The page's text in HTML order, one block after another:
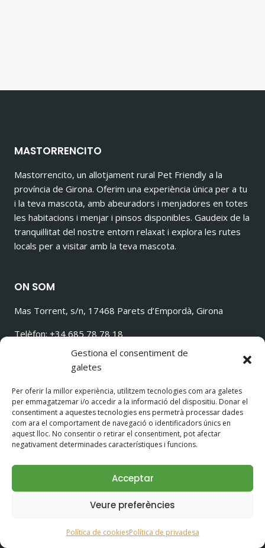
Gestiona el consentiment de
galetes
Per oferir la millor experiència, utilitzem tecnologies com ara galetes
per emmagatzemar i/o accedir a la informació del dispositiu. Donar el
consentiment a aquestes tecnologies ens permetrà processar dades
com ara el comportament de navegació o identificadors únics en
aquest lloc. No consentir o retirar el consentiment, pot afectar
negativament determinades característiques i funcions.
Acceptar
Veure preferències
Política de cookiesPolítica de privadesa
MASTORRENCITO
Mastorrencito, un allotjament rural Pet Friendly a la
província de Girona. Oferim una experiència única per a tu
i la teva mascota, amb abeuradors i menjadores en totes
les habitacions i menjar i pinsos disponibles. Gaudeix de la
tranquil·litat del nostre entorn relaxat i explora les rutes
locals per a visitar amb la teva mascota.
ON SOM
Mas Torrent, s/n, 17468 Parets d’Empordà, Girona
Telèfon: +34 685 78 78 18
ilovetorrencito@gmail.com
SEGUEIX-NOS!
© 2026 Casa Rural con Perros Girona - Mastorrencito